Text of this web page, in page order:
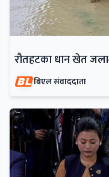
रौतहटका धान खेत
बिएल संवाददाता